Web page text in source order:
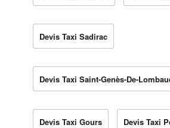
Devis Taxi Sadirac
Devis Taxi Saint-Genès-De-
Devis Taxi Gours Devis Taxi